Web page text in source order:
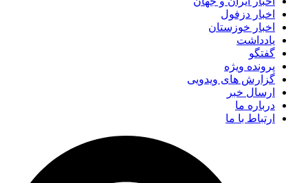
اخبار دزفول
اخبار خوزستان
یادداشت
گفتگو
پرونده ویژه
گزارش های ویدویی
ارسال خبر
درباره ما
ارتباط با ما